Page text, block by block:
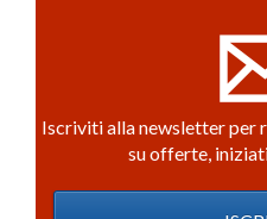
Iscriviti alla newsletter per
su offerte,